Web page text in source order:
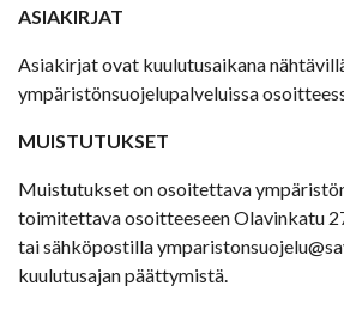
ASIAKIRJAT
Asiakirjat ovat kuulutusaikana
ympäristönsuojelupalveluissa
MUISTUTUKSET
Muistutukset on osoitettava
toimitettava osoitteeseen Olavinkatu
tai sähköpostilla
kuulutusajan päättymistä.